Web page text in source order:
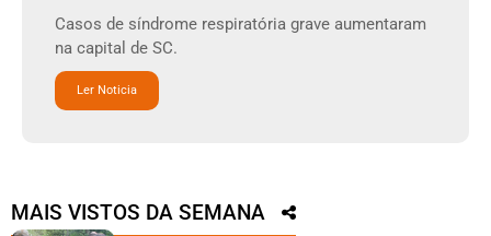
Casos de síndrome respiratória grave aumentaram
na capital de SC.
Ler Noticia
MAIS VISTOS DA SEMANA